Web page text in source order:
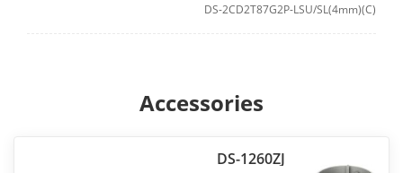
DS-2CD2T87G2P-LSU/SL(4mm)(C)
Accessories
DS-1260ZJ